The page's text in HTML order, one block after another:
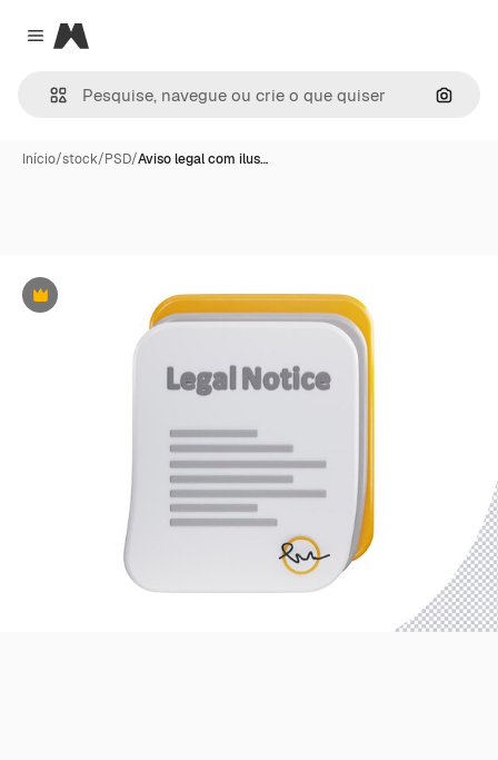
Close menu
Magnific
Início/stock/PSD/Aviso legal com ilus…
Premium